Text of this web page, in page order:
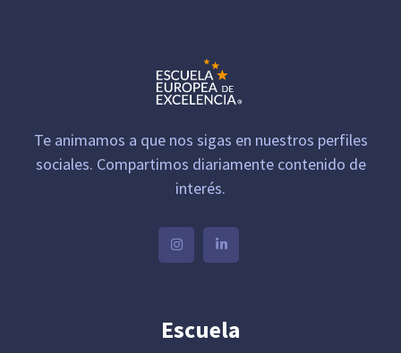
Te animamos a que nos sigas en nuestros perfiles
sociales. Compartimos diariamente contenido de
interés.
Escuela